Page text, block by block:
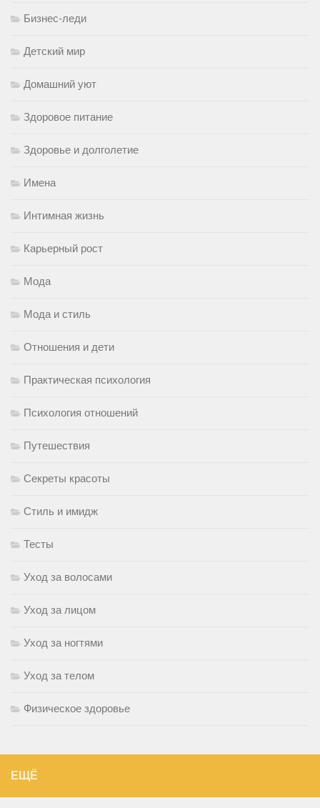
Бизнес-леди
Детский мир
Домашний уют
Здоровое питание
Здоровье и долголетие
Имена
Интимная жизнь
Карьерный рост
Мода
Мода и стиль
Отношения и дети
Практическая психология
Психология отношений
Путешествия
Секреты красоты
Стиль и имидж
Тесты
Уход за волосами
Уход за лицом
Уход за ногтями
Уход за телом
Физическое здоровье
ЕЩЁ